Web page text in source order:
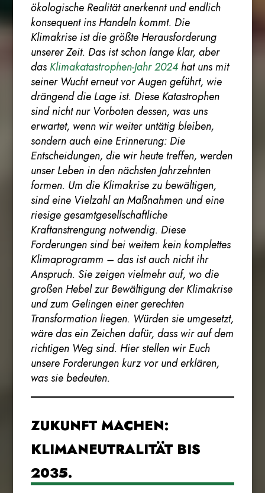
ökologische Realität anerkennt und endlich
konsequent ins Handeln kommt. Die
Klimakrise ist die größte Herausforderung
unserer Zeit. Das ist schon lange klar, aber
das Klimakatastrophen-Jahr 2024hat uns mit
seiner Wucht erneut vor Augen geführt, wie
drängend die Lage ist. Diese Katastrophen
sind nicht nur Vorboten dessen, was uns
erwartet, wenn wir weiter untätig bleiben,
sondern auch eine Erinnerung: Die
Entscheidungen, die wir heute treffen, werden
unser Leben in den nächsten Jahrzehnten
formen. Um die Klimakrise zu bewältigen,
sind eine Vielzahl an Maßnahmen und eine
riesige gesamtgesellschaftliche
Kraftanstrengung notwendig. Diese
Forderungen sind bei weitem kein komplettes
Klimaprogramm – das ist auch nicht ihr
Anspruch. Sie zeigen vielmehr auf, wo die
großen Hebel zur Bewältigung der Klimakrise
und zum Gelingen einer gerechten
Transformation liegen. Würden sie umgesetzt,
wäre das ein Zeichen dafür, dass wir auf dem
richtigen Weg sind. Hier stellen wir Euch
unsere Forderungen kurz vor und erklären,
was sie bedeuten.
ZUKUNFT MACHEN:
KLIMANEUTRALITÄT BIS
2035.